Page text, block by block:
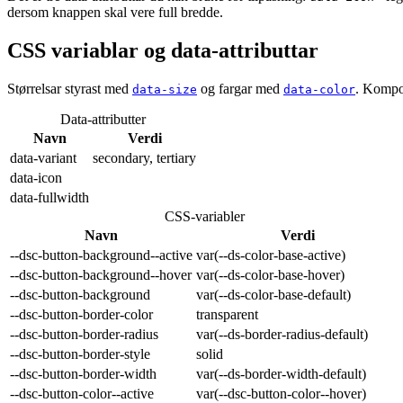
dersom knappen skal vere full bredde.
CSS variablar og data-attributtar
Størrelsar styrast med data-size og fargar med data-color.
Data-attributter
Navn
Verdi
data-variant
secondary, tertiary
data-icon
data-fullwidth
CSS-variabler
Navn
Verdi
--dsc-button-background--active var(--ds-color-base-active)
--dsc-button-background--hover var(--ds-color-base-hover)
--dsc-button-background
var(--ds-color-base-default)
--dsc-button-border-color
transparent
--dsc-button-border-radius
var(--ds-border-radius-default)
--dsc-button-border-style
solid
--dsc-button-border-width
var(--ds-border-width-default)
--dsc-button-color--active
var(--dsc-button-color--hover)